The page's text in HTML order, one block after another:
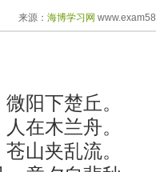
来源： 海博学习网
阳下楚丘。
在木兰舟。
山夹乱流。